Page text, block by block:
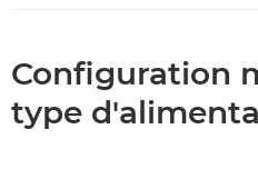
Configuration
type